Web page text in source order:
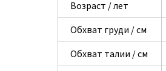
Возраст / лет
Обхват груди / см
Обхват талии / см